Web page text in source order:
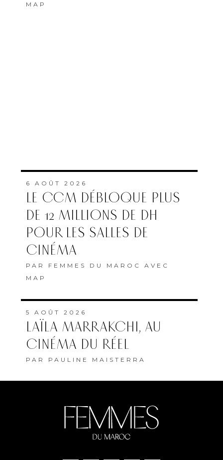
MAP
6 AOÛT 2026
LE CCM DÉBLOQUE PLUS
DE 12 MILLIONS DE DH
POUR LES SALLES DE
CINÉMA
PAR FEMMES DU MAROC AVEC
MAP
5 AOÛT 2026
LAÏLA MARRAKCHI, AU
CINÉMA DU RÉEL
PAR PAULINE MAISTERRA